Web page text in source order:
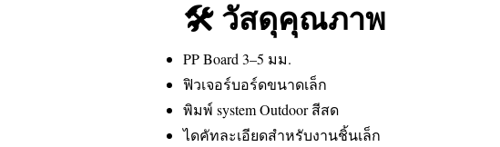
🛠 วัสดุคุณภาพ
PP Board 3–5 มม.
ฟิวเจอร์บอร์ดขนาดเล็ก
พิมพ์ system Outdoor สีสด
ไดคัทละเอียดสำหรับงานชิ้นเล็ก